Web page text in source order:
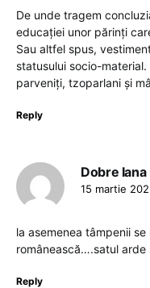
De unde tragem
educației unor părinți
Sau altfel spus,
statusului socio-
parveniți, tzoparlani și
Reply
Dobre
15 martie
la asemenea tâmpenii
românească….satul
Reply